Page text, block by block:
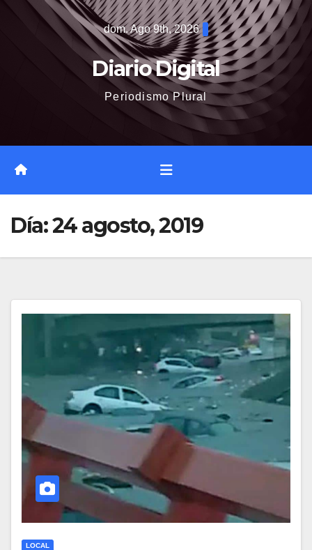
dom. Ago 9th, 2026
Diario Digital
Periodismo Plural
Día:24 agosto, 2019
LOCAL